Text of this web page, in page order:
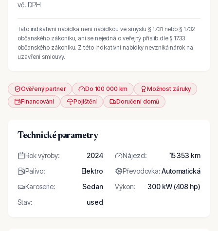
vč. DPH
Tato indikativní nabídka není nabídkou ve smyslu § 1731 nebo § 1732
občanského zákoníku, ani se nejedná o veřejný příslib dle § 1733
občanského zákoníku. Z této indikativní nabídky nevzniká nárok na
uzavření smlouvy.
Ověřený partner Do 100 000 km
Možnost záruky
Financování
Pojištění Doručení domů
Technické parametry
Rok výroby: 2024 Nájezd:
15 353 km
Palivo: Elektro Převodovka:Automatická
Karoserie: Sedan Výkon:
300 kW (408 hp)
Stav: used